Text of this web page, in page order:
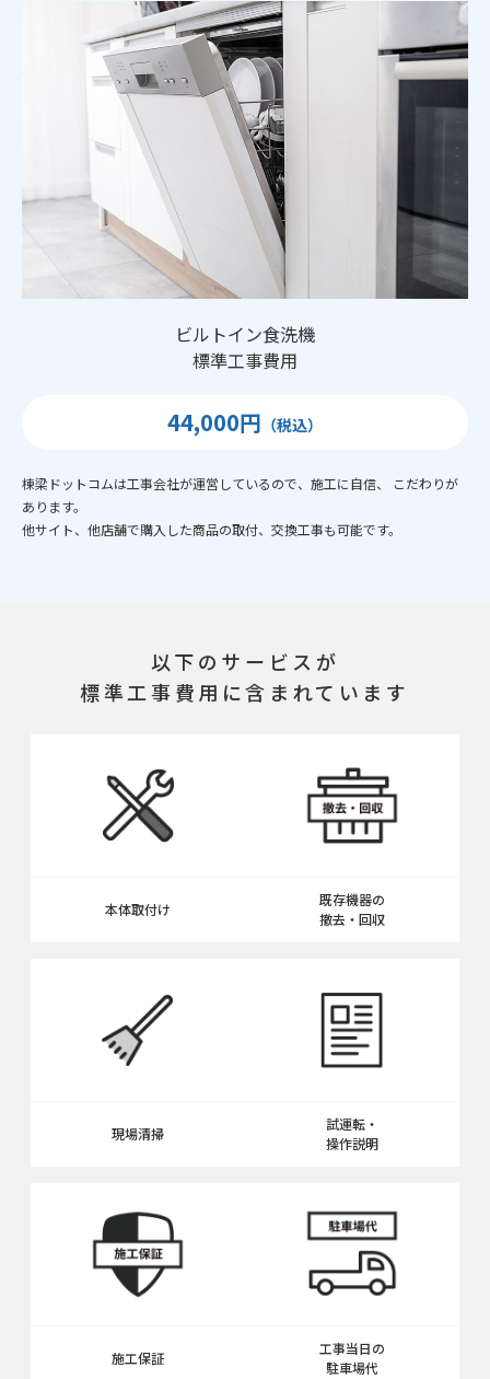
ビルトイン食洗機
標準工事費用
44,000円 （税込）
棟梁ドットコムは工事会社が運営しているので、施工に自信、 こだわりが
あります。
他サイト、他店舗で購入した商品の取付、交換工事も可能です。
以下のサービスが
標準工事費用に含まれています
本体取付け
既存機器の
撤去・回収
現場清掃
試運転・
操作説明
施工保証
工事当日の
駐車場代